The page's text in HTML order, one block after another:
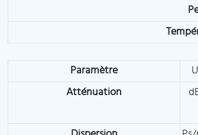
Paramètre
Atténuation